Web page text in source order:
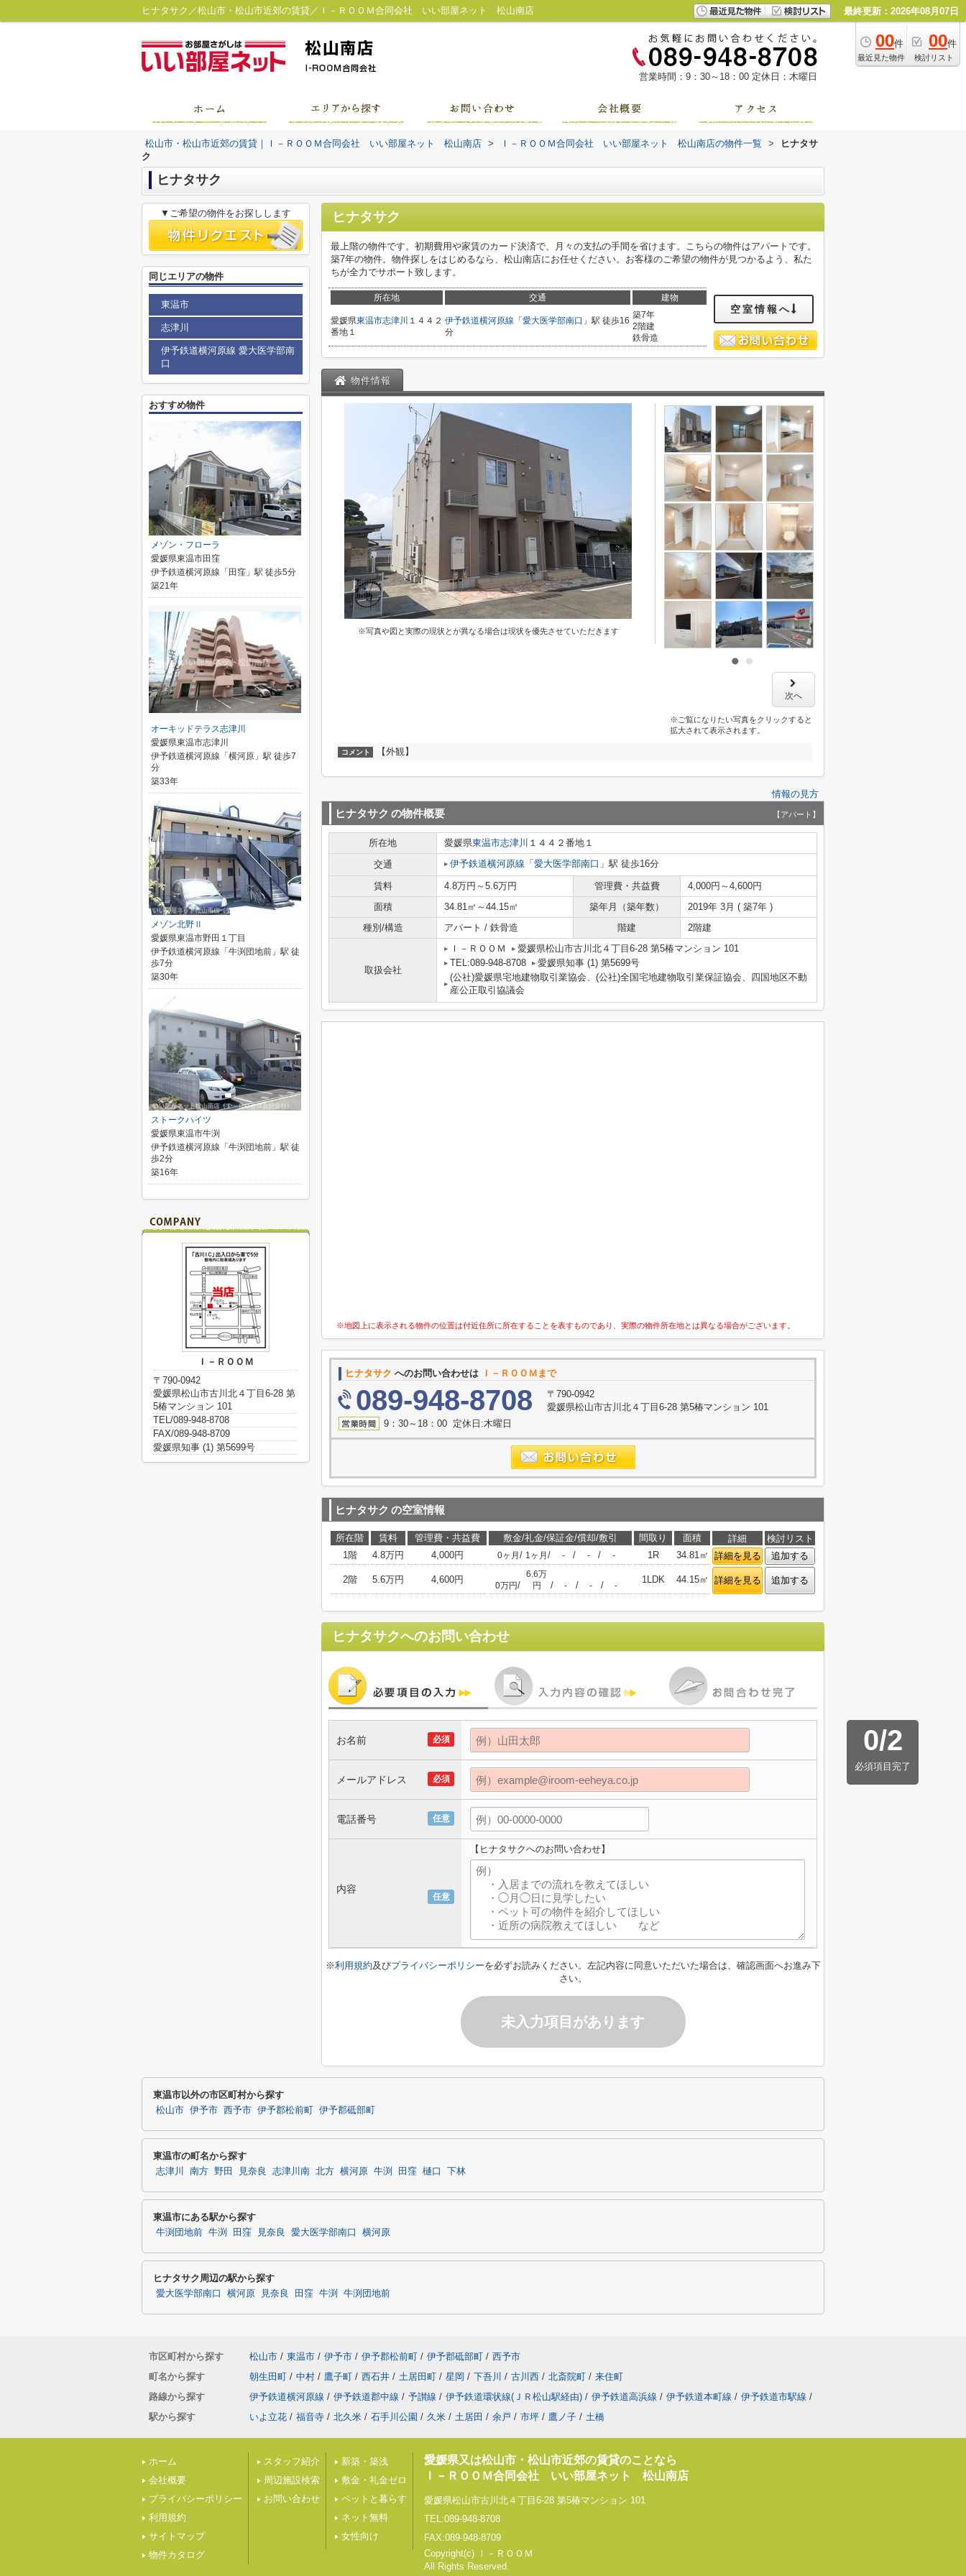
ヒナタサク／松山市・松山市近郊の賃貸／Ｉ－ＲＯＯＭ合同会社 いい部屋ネット 松山南店 最終更新：2026年08月07日
00件
最近見た物件
00件
検討リスト
営業時間：9：30～18：00 定休日：木曜日
松山市・松山市近郊の賃貸｜Ｉ－ＲＯＯＭ合同会社 いい部屋ネット 松山南店 > Ｉ－ＲＯＯＭ合同会社 いい部屋ネット 松山南店の物件一覧 >
ヒナタサ
ク
ヒナタサク
ヒナタサク
最上階の物件です。初期費用や家賃のカード決済で、月々の支払の手間を省けます。こちらの物件はアパートです。
築7年の物件。物件探しをはじめるなら、松山南店にお任せください。お客様のご希望の物件が見つかるよう、私た
ちが全力でサポート致します。
所在地 交通 建物
愛媛県東温市志津川 １４４２
番地１
伊予鉄道横河原線 「 愛大医学部南口 」駅 徒歩16
分
築7年
2階建
鉄骨造
空室情報へ
物件情報
※写真や図と実際の現状とが異なる場合は現状を優先させていただきます
次へ
※ご覧になりたい写真をクリックすると
拡大されて表示されます。
コメント 【外観】
情報の見方
ヒナタサク の物件概要 【アパート】
所在地 愛媛県東温市志津川 １４４２番地１
交通
伊予鉄道横河原線 「 愛大医学部南口 」駅 徒歩16分
賃料 4.8万円～5.6万円 管理費・共益費
4,000円～4,600円
面積
34.81㎡～44.15㎡ 築年月（築年数）
2019年 3月 ( 築7年 )
種別/構造
アパート / 鉄骨造 階建 2階建
取扱会社
Ｉ－ＲＯＯＭ
愛媛県松山市古川北４丁目6-28 第5椿マンション 101
TEL:089-948-8708
愛媛県知事 (1) 第5699号
(公社)愛媛県宅地建物取引業協会、(公社)全国宅地建物取引業保証協会、四国地区不動
産公正取引協議会
※地図上に表示される物件の位置は付近住所に所在することを表すものであり、実際の物件所在地とは異なる場合がございます。
ヒナタサク へのお問い合わせは Ｉ－ＲＯＯＭまで
089-948-8708
〒790-0942
愛媛県松山市古川北４丁目6-28 第5椿マンション 101
9：30～18：00 定休日:木曜日
ヒナタサク の空室情報
所在階 賃料 管理費・共益費 敷金/礼金/保証金/償却/敷引 間取り 面積 詳細
検討リスト
1階
4.8万円 4,000円 0ヶ月 / 1ヶ月 / - / - / - 1R 34.81㎡ 詳細を見る 追加する
2階 5.6万円 4,600円
0万円/
6.6万
円
/ - / - / -
1LDK 44.15㎡ 詳細を見る 追加する
ヒナタサクへのお問い合わせ
0/2
必須項目完了
必須
お名前
必須
メールアドレス
任意
電話番号
任意
内容
【ヒナタサクへのお問い合わせ】
※利用規約及びプライバシーポリシーを必ずお読みください。左記内容に同意いただいた場合は、確認画面へお進み下
さい。
未入力項目があります
▼ご希望の物件をお探しします
同じエリアの物件
東温市
志津川
伊予鉄道横河原線 愛大医学部南
口
おすすめ物件
メゾン・フローラ
愛媛県東温市田窪
伊予鉄道横河原線「田窪」駅 徒歩5分
築21年
オーキッドテラス志津川
愛媛県東温市志津川
伊予鉄道横河原線「横河原」駅 徒歩7
分
築33年
メゾン北野Ⅱ
愛媛県東温市野田１丁目
伊予鉄道横河原線「牛渕団地前」駅 徒
歩7分
築30年
ストークハイツ
愛媛県東温市牛渕
伊予鉄道横河原線「牛渕団地前」駅 徒
歩2分
築16年
Ｉ－ＲＯＯＭ
〒790-0942
愛媛県松山市古川北４丁目6-28 第
5椿マンション 101
TEL/089-948-8708
FAX/089-948-8709
愛媛県知事 (1) 第5699号
東温市以外の市区町村から探す
松山市 伊予市 西予市 伊予郡松前町 伊予郡砥部町
東温市の町名から探す
志津川 南方 野田 見奈良 志津川南 北方 横河原 牛渕 田窪 樋口 下林
東温市にある駅から探す
牛渕団地前 牛渕 田窪 見奈良 愛大医学部南口 横河原
ヒナタサク周辺の駅から探す
愛大医学部南口 横河原 見奈良 田窪 牛渕 牛渕団地前
市区町村から探す 松山市 / 東温市 / 伊予市 / 伊予郡松前町 / 伊予郡砥部町 / 西予市
町名から探す
朝生田町 / 中村 / 鷹子町 / 西石井 / 土居田町 / 星岡 / 下吾川 / 古川西 / 北斎院町 / 来住町
路線から探す
伊予鉄道横河原線 / 伊予鉄道郡中線 / 予讃線 / 伊予鉄道環状線(ＪＲ松山駅経由) / 伊予鉄道高浜線 / 伊予鉄道本町線 / 伊予鉄道市駅線 /
駅から探す
いよ立花 / 福音寺 / 北久米 / 石手川公園 / 久米 / 土居田 / 余戸 / 市坪 / 鷹ノ子 / 土橋
ホーム
会社概要
プライバシーポリシー
利用規約
サイトマップ
物件カタログ
スタッフ紹介
周辺施設検索
お問い合わせ
新築・築浅
敷金・礼金ゼロ
ペットと暮らす
ネット無料
女性向け
愛媛県又は松山市・松山市近郊の賃貸のことなら
Ｉ－ＲＯＯＭ合同会社 いい部屋ネット 松山南店
愛媛県松山市古川北４丁目6-28 第5椿マンション 101
TEL:089-948-8708
FAX:089-948-8709
Copyright(c) Ｉ－ＲＯＯＭ
All Rights Reserved.